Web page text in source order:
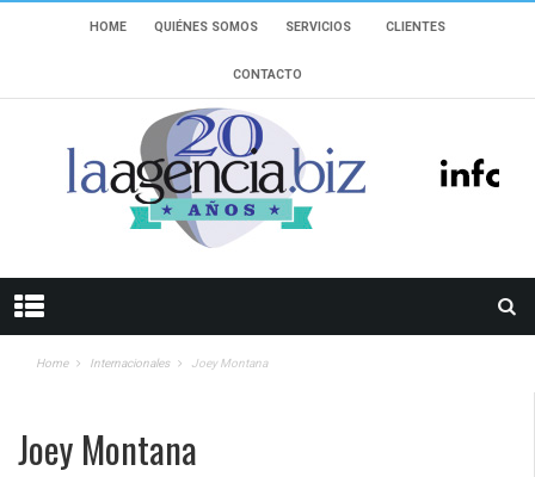
HOME QUIÉNES SOMOS SERVICIOS CLIENTES
CONTACTO
Home Internacionales Joey Montana
Joey Montana